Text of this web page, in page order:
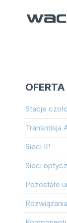
OFERTA
Stacje
Transmisja
Sieci IP
Sieci
Pozostałe